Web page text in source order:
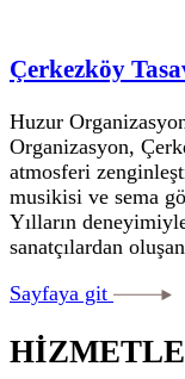
Çerkezköy
Huzur
Organizasyon,
atmosferi
musikisi ve sema
Yılların
sanatçılardan
Sayfaya git